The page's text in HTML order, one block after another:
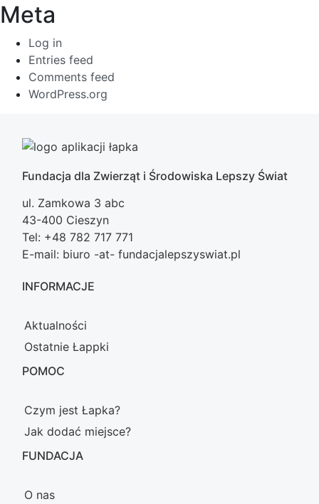
Meta
Log in
Entries feed
Comments feed
WordPress.org
Fundacja dla Zwierząt i Środowiska Lepszy Świat
ul. Zamkowa 3 abc
43-400 Cieszyn
Tel: +48 782 717 771
E-mail: biuro -at- fundacjalepszyswiat.pl
INFORMACJE
Aktualności
Ostatnie Łappki
POMOC
Czym jest Łapka?
Jak dodać miejsce?
FUNDACJA
O nas